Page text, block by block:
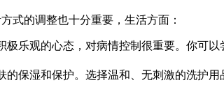
式的调整也十分重要，生活方面：
乐观的心态，对病情控制很重要。你可
保湿和保护。选择温和、无刺激的洗护